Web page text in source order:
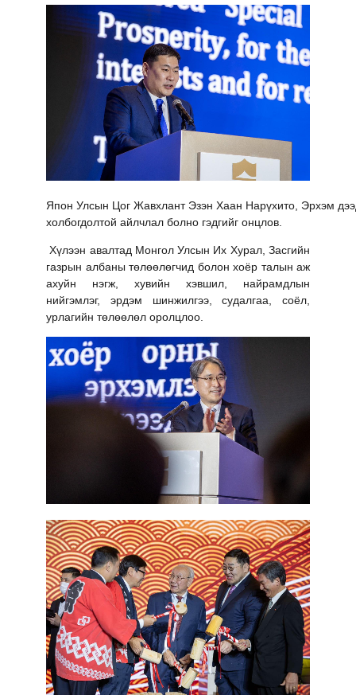
Япон Улсын Цог Жавхлант Эзэн Хаан Нарүхито, Эрхэм
холбогдолтой айлчлал болно гэдгийг онцлов.
Хүлээн авалтад Монгол Улсын Их Хурал, Засгийн
газрын албаны төлөөлөгчид болон хоёр талын аж
ахуйн нэгж, хувийн хэвшил, найрамдлын
нийгэмлэг, эрдэм шинжилгээ, судалгаа, соёл,
урлагийн төлөөлөл оролцлоо.